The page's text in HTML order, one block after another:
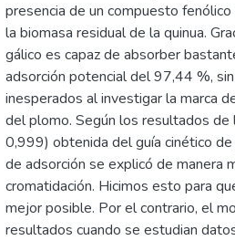
presencia de un compuesto
la biomasa residual de la quinua.
gálico es capaz de absorber
adsorción potencial del 97,44 %,
inesperados al investigar la marca
del plomo. Según los resultados
0,999) obtenida del guía cinético
de adsorción se explicó de manera
cromatidación. Hicimos esto para
mejor posible. Por el contrario, el
resultados cuando se estudian